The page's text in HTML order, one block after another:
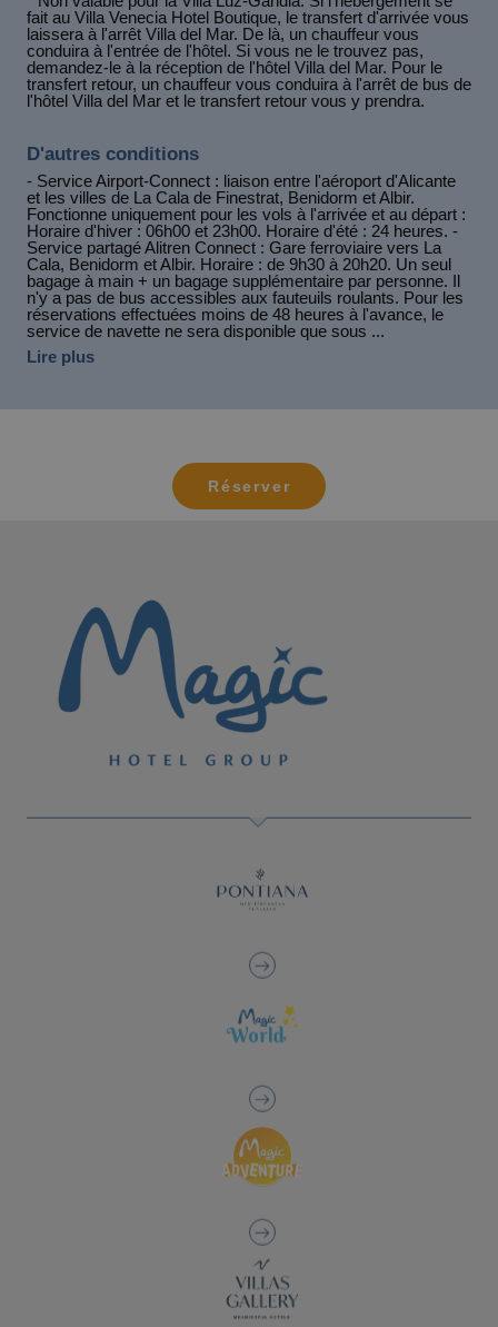
fait au Villa Venecia Hotel Boutique, le transfert d'arrivée vous
laissera à l'arrêt Villa del Mar. De là, un chauffeur vous
conduira à l'entrée de l'hôtel. Si vous ne le trouvez pas,
demandez-le à la réception de l'hôtel Villa del Mar. Pour le
transfert retour, un chauffeur vous conduira à l'arrêt de bus de
l'hôtel Villa del Mar et le transfert retour vous y prendra.
D'autres conditions
- Service Airport-Connect : liaison entre l'aéroport d'Alicante
et les villes de La Cala de Finestrat, Benidorm et Albir.
Fonctionne uniquement pour les vols à l'arrivée et au départ :
Horaire d'hiver : 06h00 et 23h00. Horaire d'été : 24 heures. -
Service partagé Alitren Connect : Gare ferroviaire vers La
Cala, Benidorm et Albir. Horaire : de 9h30 à 20h20. Un seul
bagage à main + un bagage supplémentaire par personne. Il
n'y a pas de bus accessibles aux fauteuils roulants. Pour les
réservations effectuées moins de 48 heures à l'avance, le
service de navette ne sera disponible que sous ...
Lire plus
Réserver